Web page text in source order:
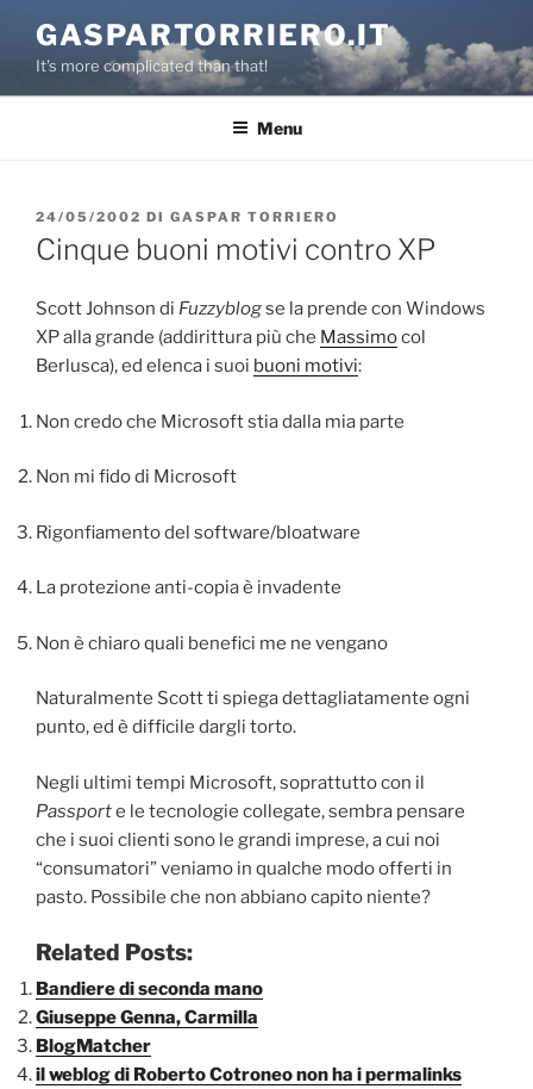
contenuto
GASPARTORRIERO.IT
It's more complicated than that!
Menu
PUBBLICATO
IL
24/05/2002 DI GASPAR TORRIERO
Cinque buoni motivi contro XP
Scott Johnson di Fuzzyblogse la prende con Windows
XP alla grande (addirittura più che Massimocol
Berlusca), ed elenca i suoi buoni motivi:
Non credo che Microsoft stia dalla mia parte
Non mi fido di Microsoft
Rigonfiamento del software/bloatware
La protezione anti-copia è invadente
Non è chiaro quali benefici me ne vengano
Naturalmente Scott ti spiega dettagliatamente ogni
punto, ed è difficile dargli torto.
Negli ultimi tempi Microsoft, soprattutto con il
Passporte le tecnologie collegate, sembra pensare
che i suoi clienti sono le grandi imprese, a cui noi
“consumatori” veniamo in qualche modo offerti in
pasto. Possibile che non abbiano capito niente?
Related Posts:
Bandiere di seconda mano
Giuseppe Genna, Carmilla
BlogMatcher
il weblog di Roberto Cotroneo non ha i permalinks